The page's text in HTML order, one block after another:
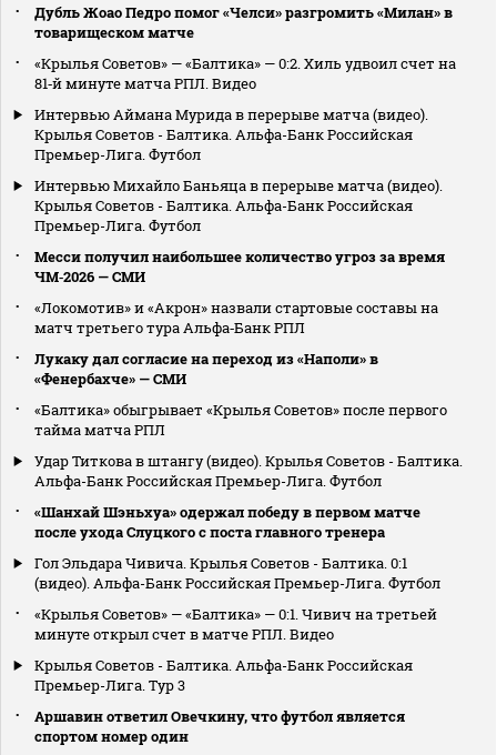
Дубль Жоао Педро помог «Челси» разгромить «Милан» в
товарищеском матче
«Крылья Советов» — «Балтика» — 0:2. Хиль удвоил счет на
81‑й минуте матча РПЛ. Видео
Интервью Аймана Мурида в перерыве матча (видео).
Крылья Советов - Балтика. Альфа-Банк Российская
Премьер-Лига. Футбол
Интервью Михайло Баньяца в перерыве матча (видео).
Крылья Советов - Балтика. Альфа-Банк Российская
Премьер-Лига. Футбол
Месси получил наибольшее количество угроз за время
ЧМ‑2026 — СМИ
«Локомотив» и «Акрон» назвали стартовые составы на
матч третьего тура Альфа‑Банк РПЛ
Лукаку дал согласие на переход из «Наполи» в
«Фенербахче» — СМИ
«Балтика» обыгрывает «Крылья Советов» после первого
тайма матча РПЛ
Удар Титкова в штангу (видео). Крылья Советов - Балтика.
Альфа-Банк Российская Премьер-Лига. Футбол
«Шанхай Шэньхуа» одержал победу в первом матче
после ухода Слуцкого с поста главного тренера
Гол Эльдара Чивича. Крылья Советов - Балтика. 0:1
(видео). Альфа-Банк Российская Премьер-Лига. Футбол
«Крылья Советов» — «Балтика» — 0:1. Чивич на третьей
минуте открыл счет в матче РПЛ. Видео
Крылья Советов - Балтика. Альфа-Банк Российская
Премьер-Лига. Тур 3
Аршавин ответил Овечкину, что футбол является
спортом номер один